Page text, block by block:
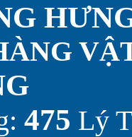
475 Lý